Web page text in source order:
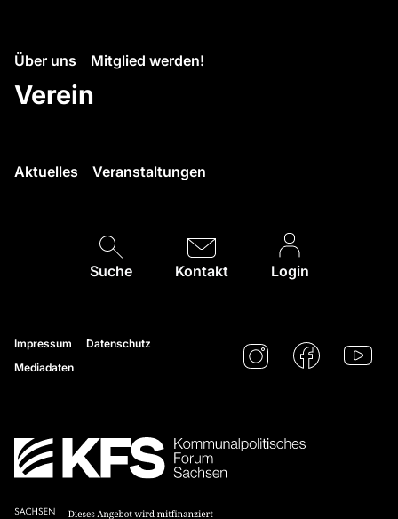
Über uns Mitglied werden!
Verein
Aktuelles Veranstaltungen
Suche Kontakt Login
Impressum
Datenschutz
Mediadaten